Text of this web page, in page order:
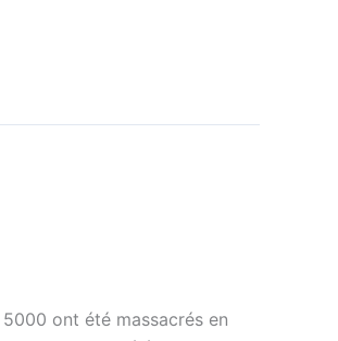
ont été massacrés en